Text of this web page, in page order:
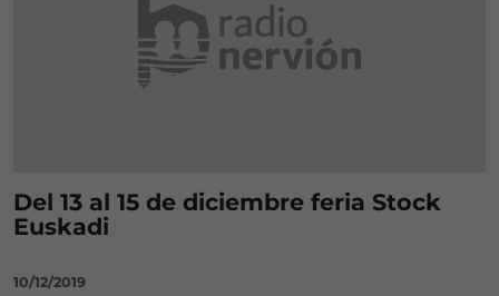
Del 13 al 15 de diciembre feria Stock
Euskadi
10/12/2019